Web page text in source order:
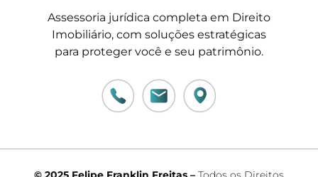
Assessoria jurídica completa em Direito
Imobiliário, com soluções estratégicas
para proteger você e seu patrimônio.